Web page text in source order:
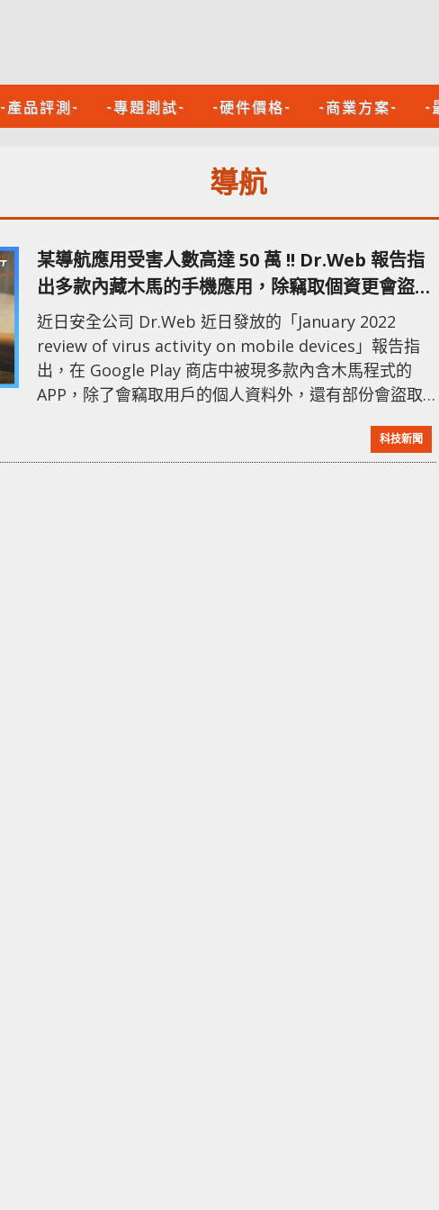
-產品評測- -專題測試- -硬件價格- -商業方案- -
導航
某導航應用受害人數高達 50 萬 !! Dr.Web 報告指
出多款內藏木馬的手機應用，除竊取個資更會盜取
金錢
近日安全公司 Dr.Web 近日發放的「January 2022
review of virus activity on mobile devices」報告指
出，在 Google Play 商店中被現多款內含木馬程式的
APP，除了會竊取用戶的個人資料外，還有部份會盜取
馬的 APP 包括有導航軟件、投資工具以及照片編輯應用
等待，而當中不少是利用要求用戶輸入電話號碼與設定
科技新聞